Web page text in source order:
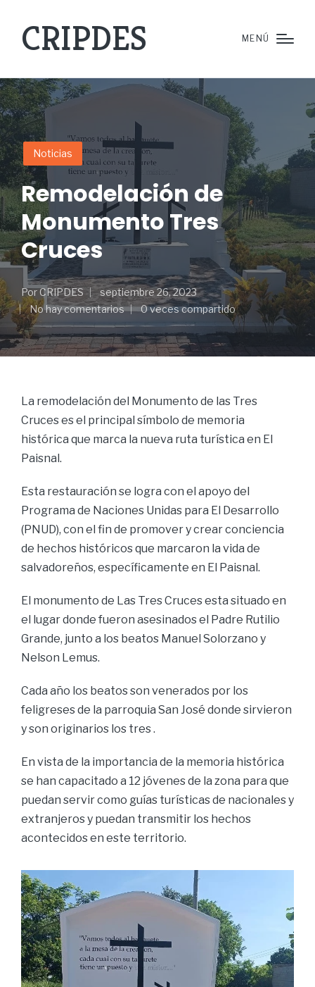
CRIPDES MENÚ
Noticias
Remodelación de
Monumento Tres
Cruces
PorCRIPDES
septiembre 26, 2023
No hay comentarios
0 veces compartido
La remodelación del Monumento de las Tres
Cruces es el principal símbolo de memoria
histórica que marca la nueva ruta turística en El
Paisnal.
Esta restauración se logra con el apoyo del
Programa de Naciones Unidas para El Desarrollo
(PNUD), con el fin de promover y crear conciencia
de hechos históricos que marcaron la vida de
salvadoreños, específicamente en El Paisnal.
El monumento de Las Tres Cruces esta situado en
el lugar donde fueron asesinados el Padre Rutilio
Grande, junto a los beatos Manuel Solorzano y
Nelson Lemus.
Cada año los beatos son venerados por los
feligreses de la parroquia San José donde sirvieron
y son originarios los tres .
En vista de la importancia de la memoria histórica
se han capacitado a 12 jóvenes de la zona para que
puedan servir como guías turísticas de nacionales y
extranjeros y puedan transmitir los hechos
acontecidos en este territorio.